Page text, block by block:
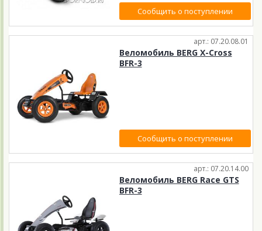
Сообщить о поступлении
арт.: 07.20.08.01
Веломобиль BERG X-Cross
BFR-3
Сообщить о поступлении
арт.: 07.20.14.00
Веломобиль BERG Race GTS
BFR-3